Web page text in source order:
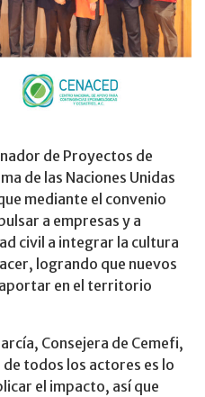
de Proyectos de
de las Naciones Unidas
mediante el convenio
a empresas y a
civil a integrar la cultura
logrando que nuevos
en el territorio
Consejera de Cemefi,
todos los actores es lo
el impacto, así que